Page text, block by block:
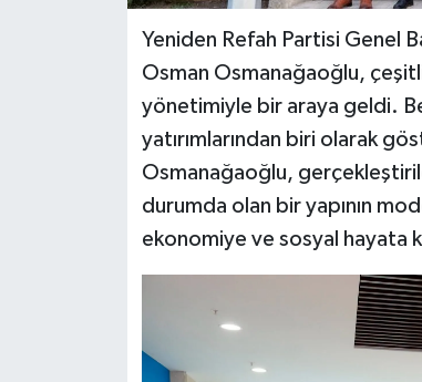
Yeniden Refah Partisi Genel
Osman Osmanağaoğlu,
yönetimiyle bir araya geldi.
yatırımlarından biri olarak
Osmanağaoğlu,
durumda olan bir yapının
ekonomiye ve sosyal hayata
Teknoloji
Vefat Haberleri